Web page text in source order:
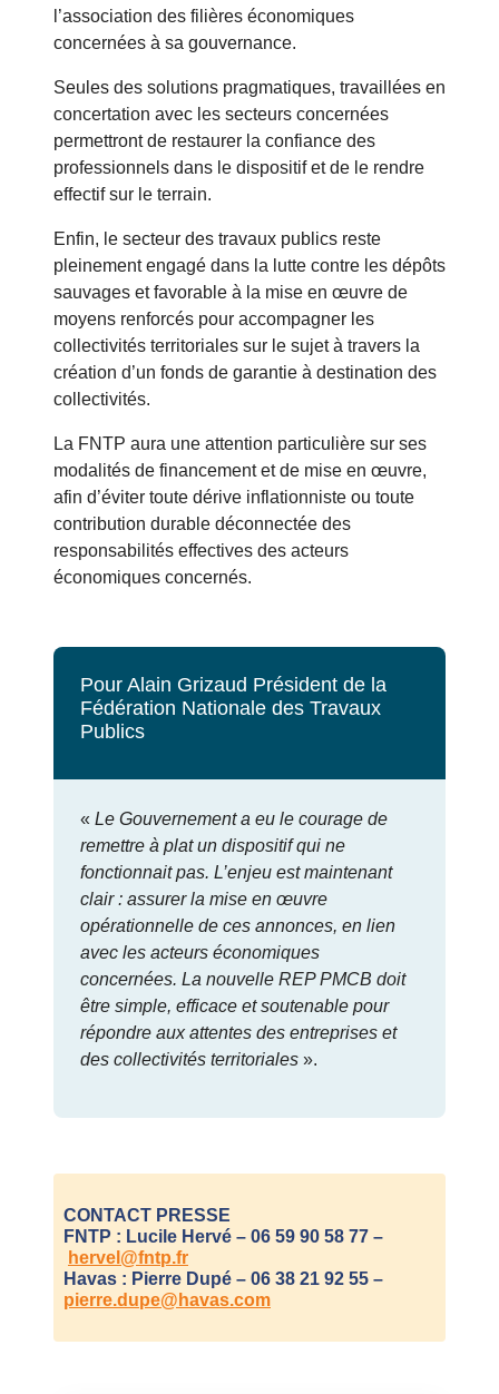
l’association des filières économiques
concernées à sa gouvernance.
Seules des solutions pragmatiques, travaillées en
concertation avec les secteurs concernées
permettront de restaurer la confiance des
professionnels dans le dispositif et de le rendre
effectif sur le terrain.
Enfin, le secteur des travaux publics reste
pleinement engagé dans la lutte contre les dépôts
sauvages et favorable à la mise en œuvre de
moyens renforcés pour accompagner les
collectivités territoriales sur le sujet à travers la
création d’un fonds de garantie à destination des
collectivités.
La FNTP aura une attention particulière sur ses
modalités de financement et de mise en œuvre,
afin d’éviter toute dérive inflationniste ou toute
contribution durable déconnectée des
responsabilités effectives des acteurs
économiques concernés.
Pour Alain Grizaud Président de la
Fédération Nationale des Travaux
Publics
« Le Gouvernement a eu le courage de
remettre à plat un dispositif qui ne
fonctionnait pas. L’enjeu est maintenant
clair : assurer la mise en œuvre
opérationnelle de ces annonces, en lien
avec les acteurs économiques
concernées. La nouvelle REP PMCB doit
être simple, efficace et soutenable pour
répondre aux attentes des entreprises et
des collectivités territoriales ».
CONTACT PRESSE
FNTP : Lucile Hervé – 06 59 90 58 77 –
hervel@fntp.fr
Havas : Pierre Dupé – 06 38 21 92 55 –
pierre.dupe@havas.com